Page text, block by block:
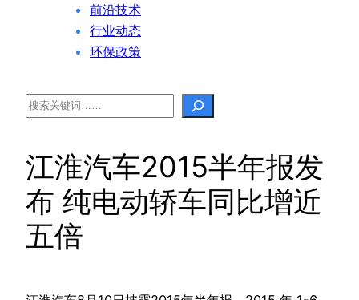
前沿技术
行业动态
环保政策
Search
江淮汽车2015半年报发
布 纯电动轿车同比增近
五倍